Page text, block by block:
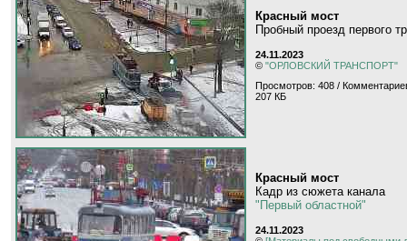
Красный мост
Пробный проезд первого
24.11.2023
© "ОРЛОВСКИЙ ТРАНСПОРТ"
Просмотров: 408 /
207 КБ
Красный мост
Кадр из сюжета канала
"Первый областной"
24.11.2023